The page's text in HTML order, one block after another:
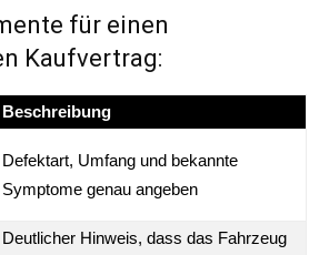
für einen
Kaufvertrag:
Beschreibung
Defektart, Umfang und bekannte
Symptome genau angeben
Deutlicher Hinweis, dass das Fahrzeug